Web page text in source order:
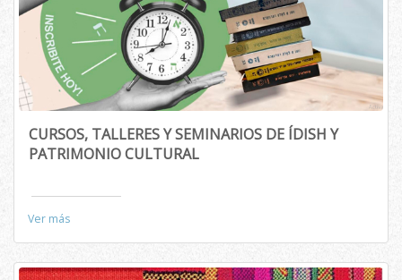
CURSOS, TALLERES Y SEMINARIOS DE ÍDISH Y
PATRIMONIO CULTURAL
Ver más